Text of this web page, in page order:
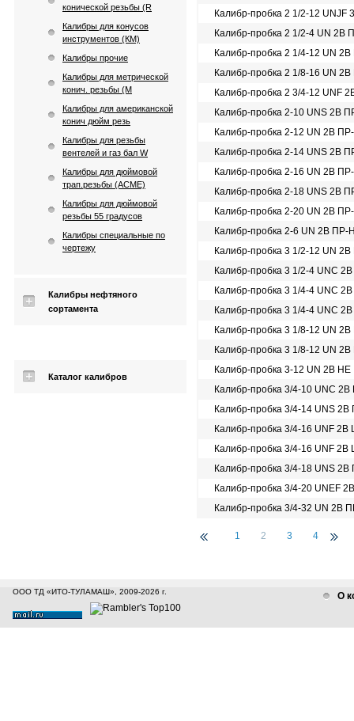
конической резьбы (R
Калибры для конусов
инструментов (КМ)
Калибры прочие
Калибры для метрической
конич. резьбы (М
Калибры для американской
конич дюйм резь
Калибры для резьбы
вентелей и газ бал W
Калибры для дюймовой
трап.резьбы (АСМЕ)
Калибры для дюймовой
резьбы 55 градусов
Калибры специальные по
чертежу
Калибры нефтяного
сортамента
Каталог калибров
Калибр-пробка 2 1/2-12 UNJF
Калибр-пробка 2 1/2-4 UN 2B
Калибр-пробка 2 1/4-12 UN
Калибр-пробка 2 1/8-16 UN
Калибр-пробка 2 3/4-12 UNF
Калибр-пробка 2-10 UNS 2B
Калибр-пробка 2-12 UN 2B
Калибр-пробка 2-14 UNS 2B
Калибр-пробка 2-16 UN 2B
Калибр-пробка 2-18 UNS 2B
Калибр-пробка 2-20 UN 2B
Калибр-пробка 2-6 UN 2B ПР-
Калибр-пробка 3 1/2-12 UN
Калибр-пробка 3 1/2-4 UNC
Калибр-пробка 3 1/4-4 UNC
Калибр-пробка 3 1/4-4 UNC
Калибр-пробка 3 1/8-12 UN
Калибр-пробка 3 1/8-12 UN
Калибр-пробка 3-12 UN 2B НЕ
Калибр-пробка 3/4-10 UNC
Калибр-пробка 3/4-14 UNS
Калибр-пробка 3/4-16 UNF 2B
Калибр-пробка 3/4-16 UNF 2B
Калибр-пробка 3/4-18 UNS
Калибр-пробка 3/4-20 UNEF
Калибр-пробка 3/4-32 UN 2B
1 2 3 4
ООО ТД «ИТО-ТУЛАМАШ», 2009-2026 г. О